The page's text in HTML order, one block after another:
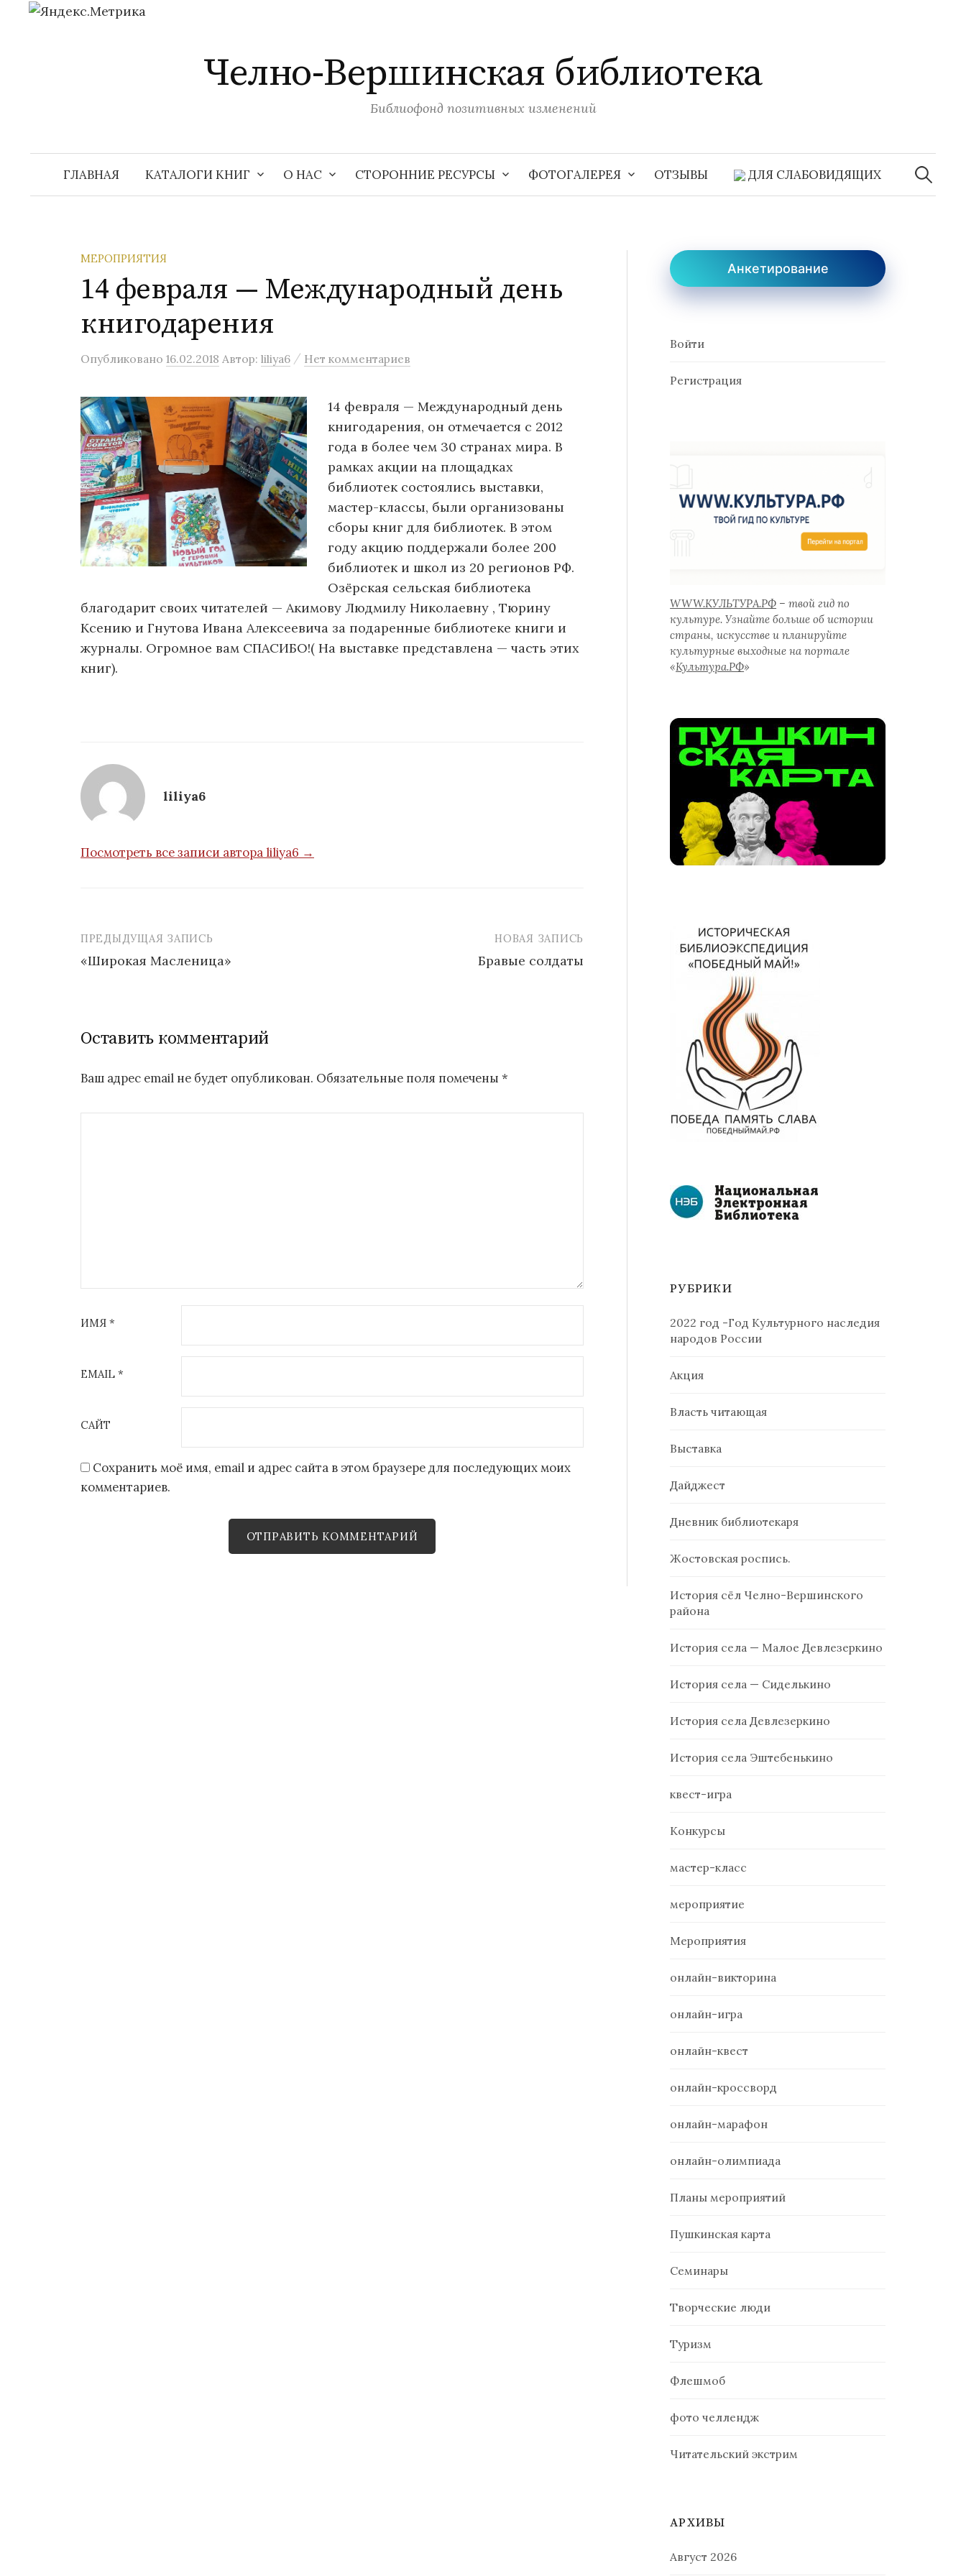
Челно-Вершинская библиотека
Библиофонд позитивных изменений
ГЛАВНАЯ КАТАЛОГИ КНИГ О НАС СТОРОННИЕ РЕСУРСЫ ФОТОГАЛЕРЕЯ ОТЗЫВЫ ДЛЯ СЛАБОВИДЯЩИХ
Найти:
МЕРОПРИЯТИЯ
14 февраля — Международный день
книгодарения
Опубликовано 16.02.2018 Автор: liliya6 / Нет комментариев
14 февраля — Международный день
книгодарения, он отмечается с 2012
года в более чем 30 странах мира. В
рамках акции на площадках
библиотек состоялись выставки,
мастер-классы, были организованы
сборы книг для библиотек. В этом
году акцию поддержали более 200
библиотек и школ из 20 регионов РФ.
Озёрская сельская библиотека
благодарит своих читателей — Акимову Людмилу Николаевну , Тюрину
Ксению и Гнутова Ивана Алексеевича за подаренные библиотеке книги и
журналы. Огромное вам СПАСИБО!( На выставке представлена — часть этих
книг).
liliya6
Посмотреть все записи автора liliya6 →
Навигация
по
ПРЕДЫДУЩАЯ ЗАПИСЬ
«Широкая Масленица»
НОВАЯ ЗАПИСЬ
Бравые солдаты
Оставить комментарий
Ваш адрес email не будет опубликован. Обязательные поля помечены *
ИМЯ *
EMAIL *
САЙТ
Сохранить моё имя, email и адрес сайта в этом браузере для последующих моих
комментариев.
Анкетирование
Войти
Регистрация
WWW.КУЛЬТУРА.РФ – твой гид по
культуре. Узнайте больше об истории
страны, искусстве и планируйте
культурные выходные на портале
«Культура.РФ»
РУБРИКИ
2022 год -Год Культурного наследия
народов России
Акция
Власть читающая
Выставка
Дайджест
Дневник библиотекаря
Жостовская роспись.
История сёл Челно-Вершинского
района
История села — Малое Девлезеркино
История села — Сиделькино
История села Девлезеркино
История села Эштебенькино
квест-игра
Конкурсы
мастер-класс
мероприятие
Мероприятия
онлайн-викторина
онлайн-игра
онлайн-квест
онлайн-кроссворд
онлайн-марафон
онлайн-олимпиада
Планы мероприятий
Пушкинская карта
Семинары
Творческие люди
Туризм
Флешмоб
фото челлендж
Читательский экстрим
АРХИВЫ
Август 2026